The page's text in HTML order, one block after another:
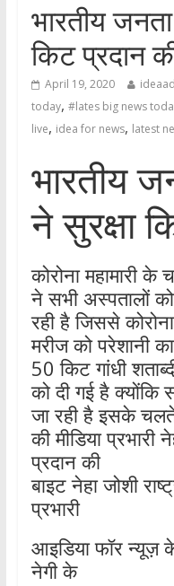
भारतीय जनता
किट प्रदान
April 19, 2020
today, #lates big news
live, idea for news, latest
भारतीय
ने सुरक्षा
कोरोना महामारी के
ने सभी अस्पतालों
रही है जिससे
मरीज को परेशानी
50 किट गांधी
को दी गई है क्योंकि
जा रही है इसके चलते
की मीडिया
प्रदान की
बाइट नेहा जोशी
प्रभारी
आइडिया फॉर न्यूज़
नेगी के